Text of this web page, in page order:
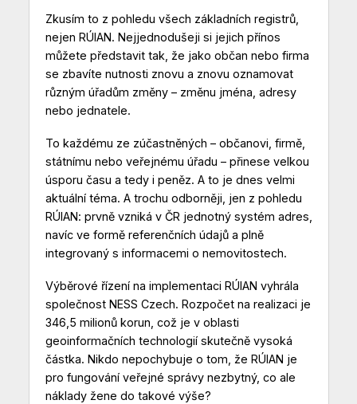
Zkusím to z pohledu všech základních registrů,
nejen RÚIAN. Nejjednodušeji si jejich přínos
můžete představit tak, že jako občan nebo firma
se zbavíte nutnosti znovu a znovu oznamovat
různým úřadům změny – změnu jména, adresy
nebo jednatele.
To každému ze zúčastněných – občanovi, firmě,
státnímu nebo veřejnému úřadu – přinese velkou
úsporu času a tedy i peněz. A to je dnes velmi
aktuální téma. A trochu odborněji, jen z pohledu
RÚIAN: prvně vzniká v ČR jednotný systém adres,
navíc ve formě referenčních údajů a plně
integrovaný s informacemi o nemovitostech.
Výběrové řízení na implementaci RÚIAN vyhrála
společnost NESS Czech. Rozpočet na realizaci je
346,5 milionů korun, což je v oblasti
geoinformačních technologií skutečně vysoká
částka. Nikdo nepochybuje o tom, že RÚIAN je
pro fungování veřejné správy nezbytný, co ale
náklady žene do takové výše?